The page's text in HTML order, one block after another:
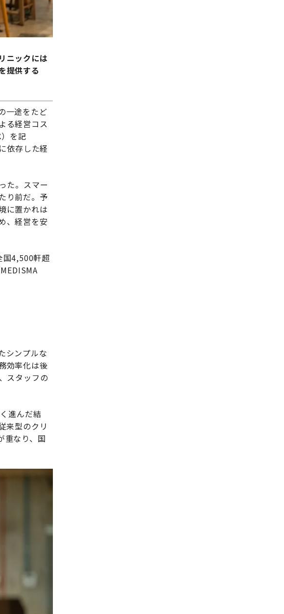
ニックには
提供する
一途をたど
る経営コス
を記
依存した経
た。スマー
り前だ。予
に置かれは
、経営を安
国4,500軒超
シンプルな
効率化は後
スタッフの
進んだ結
来型のクリ
重なり、国